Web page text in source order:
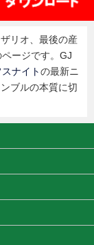
リオ、最後の産
ージです。GJ
スナイトの最新ニ
ブルの本質に切